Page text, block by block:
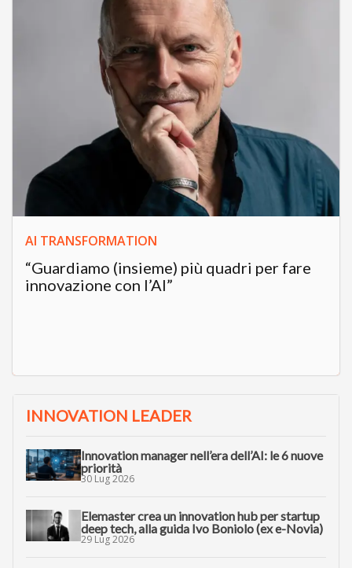
AI TRANSFORMATION
“Guardiamo (insieme) più quadri per fare
innovazione con l’AI”
INNOVATION LEADER
Innovation manager nell’era dell’AI: le 6 nuove
priorità
30 Lug 2026
Elemaster crea un innovation hub per startup
deep tech, alla guida Ivo Boniolo (ex e-Novia)
29 Lug 2026